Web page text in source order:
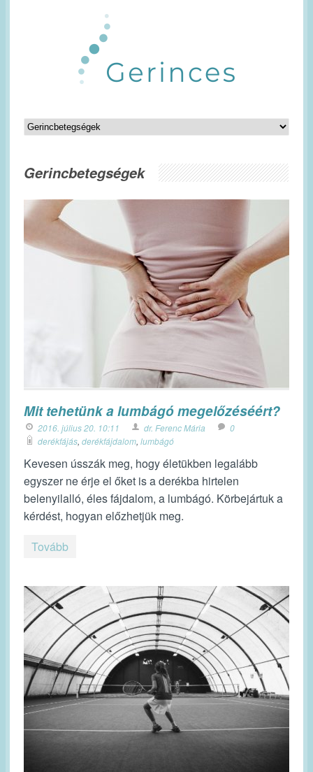
Gerincbetegségek
Mit tehetünk a lumbágó megelőzéséért?
2016. július 20. 10:11 dr. Ferenc Mária
0
derékfájás, derékfájdalom, lumbágó
Kevesen ússzák meg, hogy életükben legalább
egyszer ne érje el őket is a derékba hirtelen
belenyilalló, éles fájdalom, a lumbágó. Körbejártuk a
kérdést, hogyan előzhetjük meg.
Tovább